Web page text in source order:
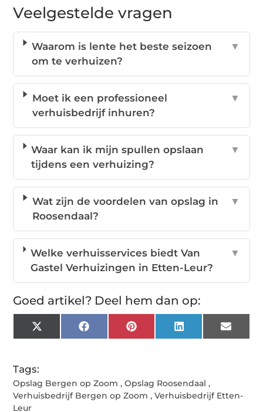
Veelgestelde vragen
Waarom is lente het beste seizoen
om te verhuizen?
▼
Moet ik een professioneel
verhuisbedrijf inhuren?
▼
Waar kan ik mijn spullen opslaan
tijdens een verhuizing?
▼
Wat zijn de voordelen van opslag in
Roosendaal?
▼
Welke verhuisservices biedt Van
Gastel Verhuizingen in Etten-Leur?
▼
Goed artikel? Deel hem dan op:
X
(Twitter)
FacebookPinterestLinkedInEmail
Tags:
Opslag Bergen op Zoom ,Opslag Roosendaal ,
Verhuisbedrijf Bergen op Zoom ,Verhuisbedrijf Etten-
Leur